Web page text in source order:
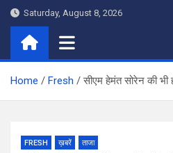
Skip
content
Saturday, August 8, 2026
Home Fresh सीएम हेमंत सोरेन की भी
FRESH ख़बरें ताजा